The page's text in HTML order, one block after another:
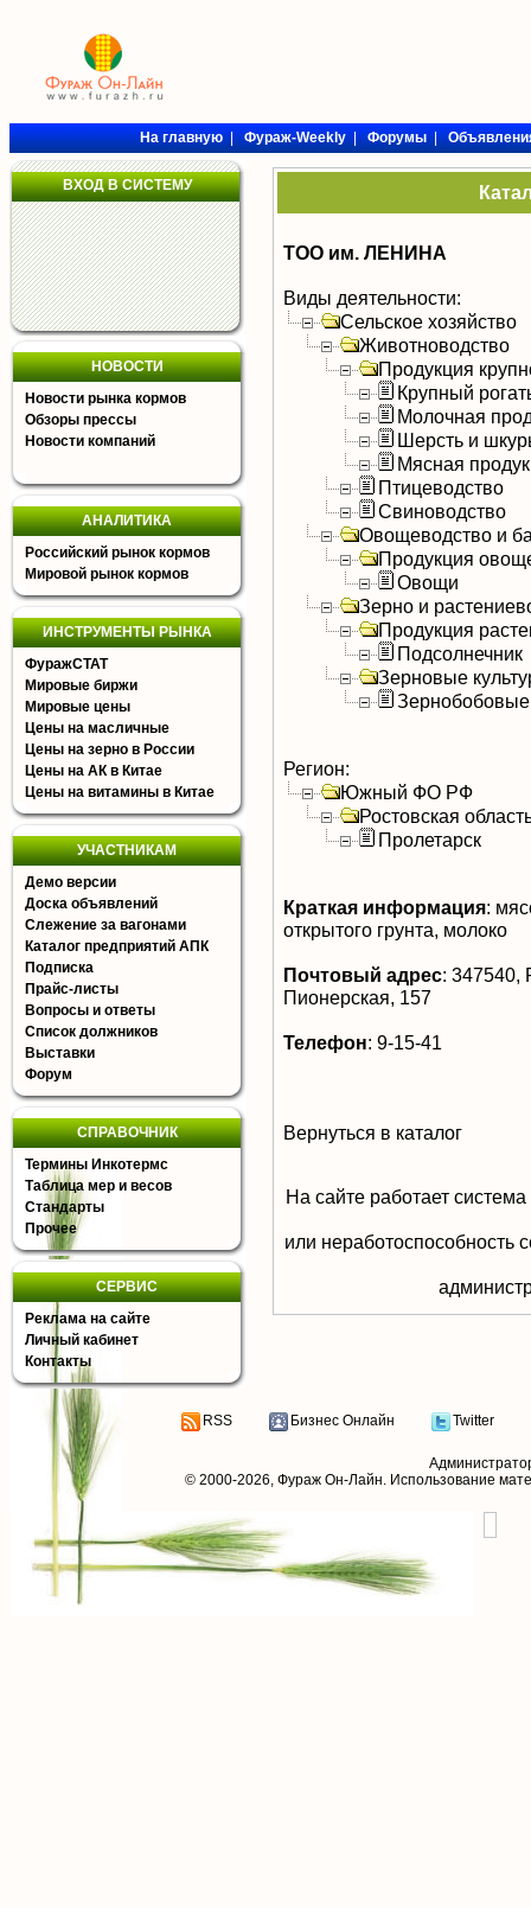
На главную|Фураж-Weekly|Форумы|
ВХОД В СИСТЕМУ
НОВОСТИ
Новости рынка кормов
Обзоры прессы
Новости компаний
АНАЛИТИКА
Российский рынок кормов
Мировой рынок кормов
ИНСТРУМЕНТЫ РЫНКА
ФуражСТАТ
Мировые биржи
Мировые цены
Цены на масличные
Цены на зерно в России
Цены на АК в Китае
Цены на витамины в Китае
УЧАСТНИКАМ
Демо версии
Доска объявлений
Слежение за вагонами
Каталог предприятий АПК
Подписка
Прайс-листы
Вопросы и ответы
Список должников
Выставки
Форум
СПРАВОЧНИК
Термины Инкотермс
Таблица мер и весов
Стандарты
Прочее
СЕРВИС
Реклама на сайте
Личный кабинет
Контакты
ТОО им. ЛЕНИНА
Виды деятельности:
Сельское хозяйство
Животноводство
Продукция
Крупный
Молочная
Шерсть и
Мясная
Птицеводство
Свиноводство
Овощеводство и
Продукция
Овощи
Зерно и
Продукция
Подсолнечник
Зерновые
Зернобобовые
Регион:
Южный ФО РФ
Ростовская
Пролетарск
Краткая информация:
открытого грунта, молоко
Почтовый адрес: 347540,
Пионерская, 157
Телефон: 9-15-41
Вернуться в каталог
На сайте работает
или неработоспособность
RSS Бизнес Онлайн Twitter
© 2000-2026, Фураж Он-Лайн. Использование